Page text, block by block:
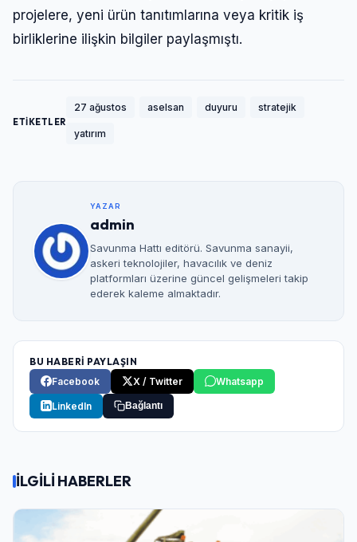
projelere, yeni ürün tanıtımlarına veya kritik iş
birliklerine ilişkin bilgiler paylaşmıştı.
ETİKETLER
27 ağustos aselsan duyuru stratejik
yatırım
YAZAR
admin
Savunma Hattı editörü. Savunma sanayii,
askeri teknolojiler, havacılık ve deniz
platformları üzerine güncel gelişmeleri takip
ederek kaleme almaktadır.
BU HABERİ PAYLAŞIN
Facebook
X / Twitter Whatsapp
LinkedIn Bağlantı
İLGİLİ HABERLER